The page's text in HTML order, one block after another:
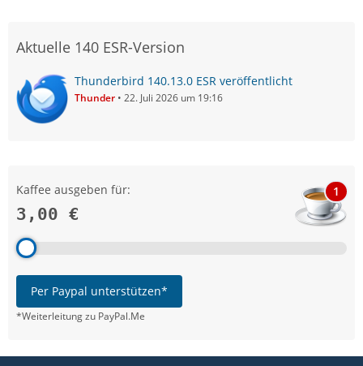
Aktuelle 140 ESR-Version
Thunderbird 140.13.0 ESR veröffentlicht
Thunder 22. Juli 2026 um 19:16
Kaffee ausgeben für:
3,00 €
1
Per Paypal unterstützen*
*Weiterleitung zu PayPal.Me